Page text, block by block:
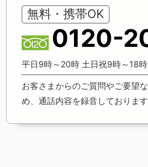
0120-
無料・携帯OK
平日9時～20時 土日祝9時～18時
お客さまからのご質問やご要望
め、通話内容を録音しております